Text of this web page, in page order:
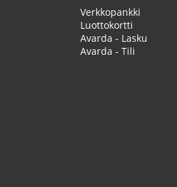
Verkkopankki
Luottokortti
Avarda - Lasku
Avarda - Tili